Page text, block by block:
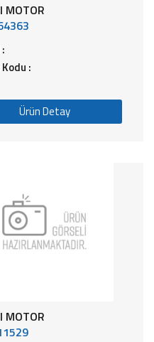
MOTOR
:
Ürün Detay
MOTOR